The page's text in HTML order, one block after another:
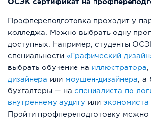
ОСЭК сертификат на
Профпереподготовка проходит у
колледжа. Можно выбрать одну
доступных. Например, студенты
специальности «Графический
выбрать обучение на иллюстратора,
дизайнера или моушен-дизайнера, а
бухгалтеры — на специалиста по
внутреннему аудиту или экономиста
Пройти профпереподготовку можно